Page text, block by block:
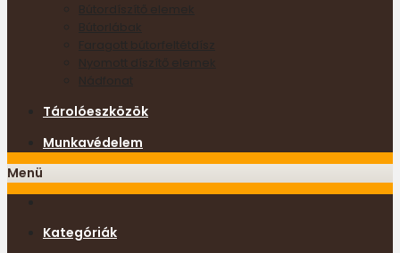
Bútordíszítő elemek
Bútorlábak
Faragott bútorfeltétdísz
Nyomott díszítő elemek
Tárolóeszközök
Munkavédelem
Menü
Kategóriák